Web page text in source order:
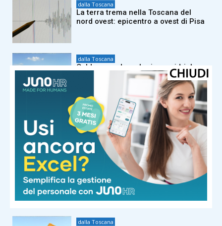
dalla Toscana
La terra trema nella Toscana del
nord ovest: epicentro a ovest di Pisa
dalla Toscana
Caldo record, ma le risorse idriche
della Toscana per ora non ne
dalla Toscana
Tajani a La Versiliana su Ceuta e stop
Schengen con Spagna: “Verifichiamo
chi arriva. C’è un ritorno dell’Isis”
dalla Toscana
“La richiesta di sangue non va mai in
ferie”: appello congiunto di Avis e
Regione Toscana
dalla Toscana